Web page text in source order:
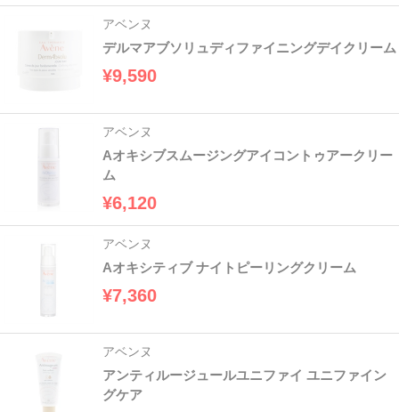
アベンヌ
デルマアブソリュディファイニングデイクリーム
¥9,590
アベンヌ
Aオキシブスムージングアイコントゥアークリー
ム
¥6,120
アベンヌ
Aオキシティブ ナイトピーリングクリーム
¥7,360
アベンヌ
アンティルージュールユニファイ ユニファイン
グケア